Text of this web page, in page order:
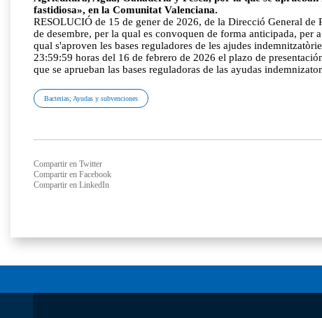
fastidiosa», en la Comunitat Valenciana.
RESOLUCIÓ de 15 de gener de 2026, de la Direcció General
de desembre, per la qual es convoquen de forma anticipada,
qual s'aproven les bases reguladores de les ajudes
23:59:59 horas del 16 de febrero de 2026 el plazo de
que se aprueban las bases reguladoras de las ayudas
Bacterias; Ayudas y subvenciones
Compartir en Twitter
Compartir en Facebook
Compartir en LinkedIn